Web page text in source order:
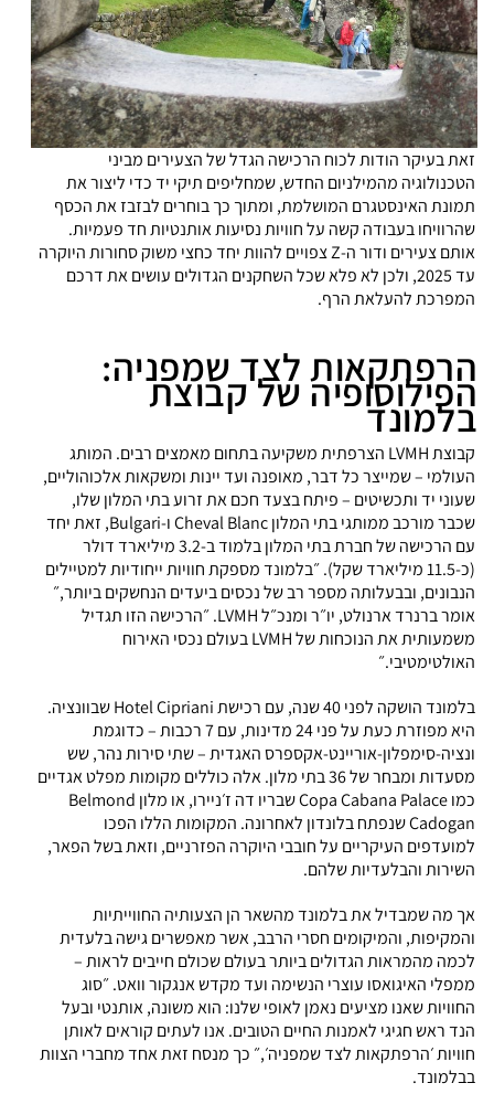
זאת בעיקר הודות לכוח הרכישה הגדל של הצעירים מביני
הטכנולוגיה מהמילניום החדש, שמחליפים תיקי יד כדי ליצור את
תמונת האינסטגרם המושלמת, ומתוך כך בוחרים לבזבז את הכסף
שהרוויחו בעבודה קשה על חוויות נסיעות אותנטיות חד פעמיות.
אותם צעירים ודור ה-Z צפויים להוות יחד כחצי משוק סחורות היוקרה
עד 2025, ולכן לא פלא שכל השחקנים הגדולים עושים את דרכם
המפרכת להעלאת הרף.
הרפתקאות לצד שמפניה:
הפילוסופיה של קבוצת
בלמונד
קבוצת LVMH הצרפתית משקיעה בתחום מאמצים רבים. המותג
העולמי – שמייצר כל דבר, מאופנה ועד יינות ומשקאות אלכוהוליים,
שעוני יד ותכשיטים – פיתח בצעד חכם את זרוע בתי המלון שלו,
שכבר מורכב ממותגי בתי המלון Cheval Blanc ו-Bulgari, זאת יחד
עם הרכישה של חברת בתי המלון בלמוד ב-3.2 מיליארד דולר
(כ-11.5 מיליארד שקל). ״בלמונד מספקת חוויות ייחודיות למטיילים
הנבונים, ובבעלותה מספר רב של נכסים ביעדים הנחשקים ביותר,״
אומר ברנרד ארנולט, יו״ר ומנכ״ל LVMH. ״הרכישה הזו תגדיל
משמעותית את הנוכחות של LVMH בעולם נכסי האירוח
האולטימטיבי.״
בלמונד הושקה לפני 40 שנה, עם רכישת Hotel Cipriani שבוונציה.
היא מפוזרת כעת על פני 24 מדינות, עם 7 רכבות – כדוגמת
ונציה-סימפלון-אוריינט-אקספרס האגדית – שתי סירות נהר, שש
מסעדות ומבחר של 36 בתי מלון. אלה כוללים מקומות מפלט אגדיים
כמו Copa Cabana Palace שבריו דה ז׳ניירו, או מלון Belmond
Cadogan שנפתח בלונדון לאחרונה. המקומות הללו הפכו
למועדפים העיקריים על חובבי היוקרה הפזרניים, וזאת בשל הפאר,
השירות והבלעדיות שלהם.
אך מה שמבדיל את בלמונד מהשאר הן הצעותיה החווייתיות
והמקיפות, והמיקומים חסרי הרבב, אשר מאפשרים גישה בלעדית
לכמה מהמראות הגדולים ביותר בעולם שכולם חייבים לראות –
ממפלי האיגואסו עוצרי הנשימה ועד מקדש אנגקור וואט. ״סוג
החוויות שאנו מציעים נאמן לאופי שלנו: הוא משונה, אותנטי ובעל
הנד ראש חגיגי לאמנות החיים הטובים. אנו לעתים קוראים לאותן
חוויות ׳הרפתקאות לצד שמפניה׳,״ כך מנסח זאת אחד מחברי הצוות
בבלמונד.